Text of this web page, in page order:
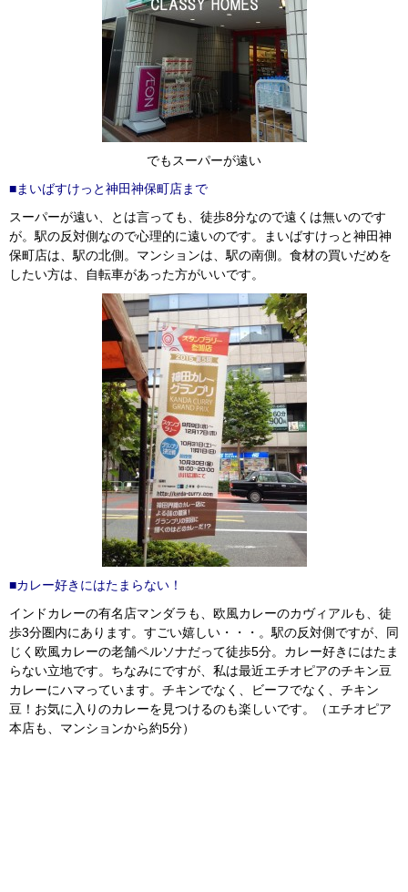
でもスーパーが遠い
■まいばすけっと神田神保町店まで
スーパーが遠い、とは言っても、徒歩8分なので遠くは無いのです
が。駅の反対側なので心理的に遠いのです。まいばすけっと神田神
保町店は、駅の北側。マンションは、駅の南側。食材の買いだめを
したい方は、自転車があった方がいいです。
■カレー好きにはたまらない！
インドカレーの有名店マンダラも、欧風カレーのカヴィアルも、徒
歩3分圏内にあります。すごい嬉しい・・・。駅の反対側ですが、同
じく欧風カレーの老舗ペルソナだって徒歩5分。カレー好きにはたま
らない立地です。ちなみにですが、私は最近エチオピアのチキン豆
カレーにハマっています。チキンでなく、ビーフでなく、チキン
豆！お気に入りのカレーを見つけるのも楽しいです。（エチオピア
本店も、マンションから約5分）